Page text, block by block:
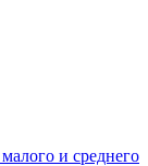
и среднего